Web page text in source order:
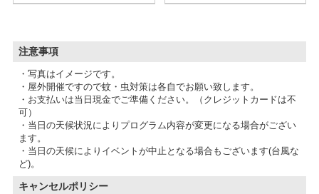
注意事項
・写真はイメージです。
・屋外開催ですので蚊・虫対策は各自でお願い致します。
・お支払いは当日現金でご準備ください。（クレジットカードは不
可）
・当日の天候状況によりプログラム内容が変更になる場合がござい
ます。
・当日の天候によりイベントが中止となる場合もございます(台風な
ど)。
キャンセルポリシー